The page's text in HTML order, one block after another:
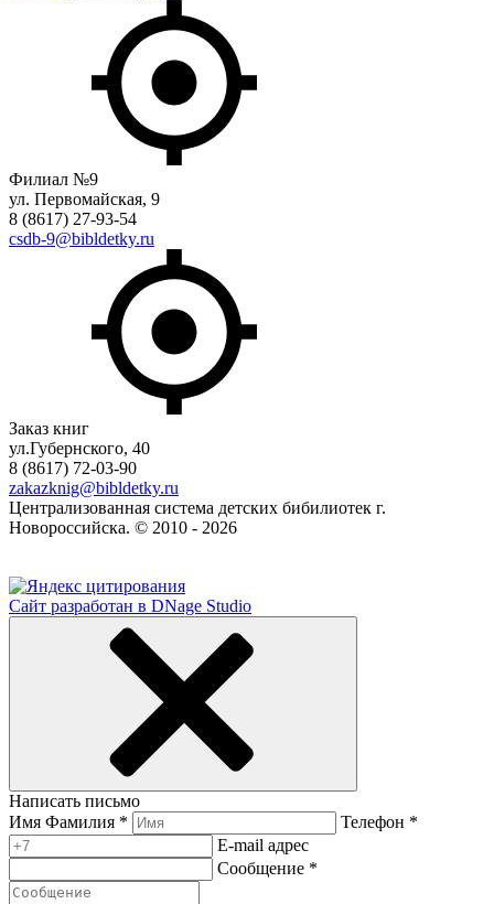
Филиал №9
ул. Первомайская, 9
8 (8617) 27-93-54
csdb-9@bibldetky.ru
Заказ книг
ул.Губернского, 40
8 (8617) 72-03-90
zakazknig@bibldetky.ru
Централизованная система детских бибилиотек г.
Новороссийска. © 2010 - 2026
Сайт разработан в DNage Studio
Написать письмо
Имя Фамилия *
Телефон *
E-mail адрес
Сообщение *